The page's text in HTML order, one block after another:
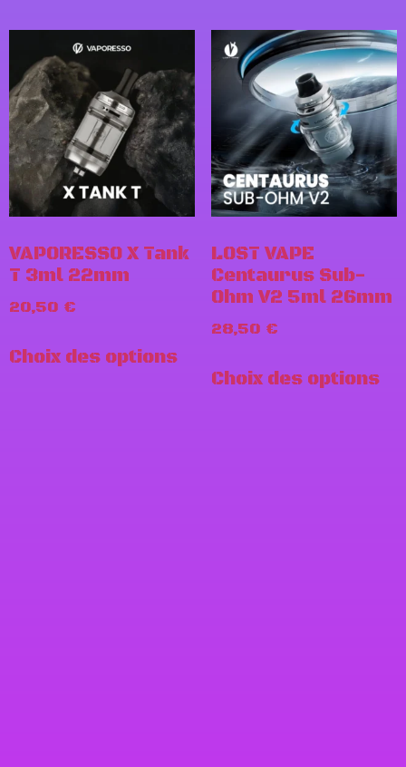
VAPORESSO X Tank
T 3ml 22mm
20,50 €
Choix des options
LOST VAPE
Centaurus Sub-
Ohm V2 5ml 26mm
28,50 €
Choix des options